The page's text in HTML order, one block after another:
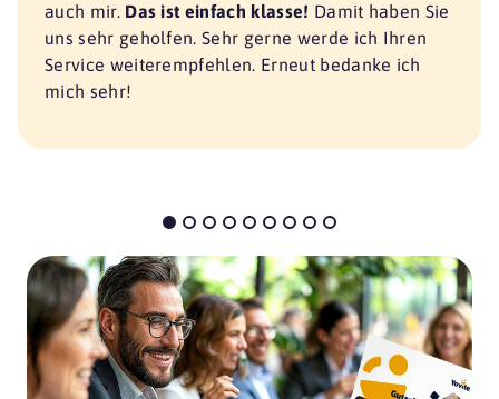
auch mir. Das ist einfach klasse! Damit haben Sie
uns sehr geholfen. Sehr gerne werde ich Ihren
Service weiterempfehlen. Erneut bedanke ich
mich sehr!